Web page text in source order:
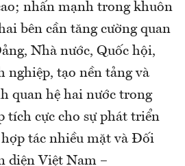
nhấn mạnh trong khuôn
bên cần tăng cường quan
Nhà nước, Quốc hội,
nghiệp, tạo nền tảng và
quan hệ hai nước trong
tích cực cho sự phát triển
tác nhiều mặt và Đối
diện Việt Nam –